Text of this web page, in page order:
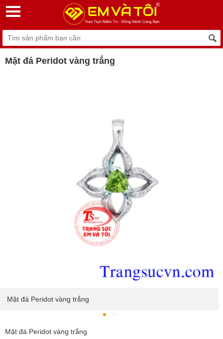
Mặt đá Peridot vàng trắng
Mặt đá Peridot vàng trắng
Mặt đá Peridot vàng trắng